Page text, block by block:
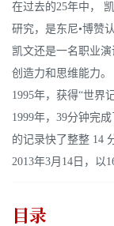
在过去的25年中，
研究，是东尼•博赞
凯文还是一名职业
创造力和思维能力。
1995年，获得“世界
1999年，39分钟完
的记录快了整整 14
2013年3月14日，以
目录